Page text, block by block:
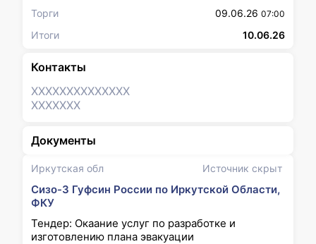
Иркутская обл Источник скрыт
Сизо-3 Гуфсин России по Иркутской Области,
ФКУ
Тендер: Окаание услуг по разработке и
изготовлению плана эвакуации
Торги 09.06.26 07:00
Итоги 10.06.26
Контакты
XXXXXXXXXXXXXX
XXXXXXX
Документы